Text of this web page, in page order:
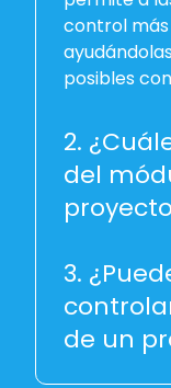
control
posibles
2.
del
3.
de un